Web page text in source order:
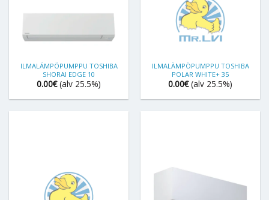
ILMALÄMPÖPUMPPU TOSHIBA
SHORAI EDGE 10
0.00€ (alv 25.5%)
ILMALÄMPÖPUMPPU TOSHIBA
POLAR WHITE+ 35
0.00€ (alv 25.5%)